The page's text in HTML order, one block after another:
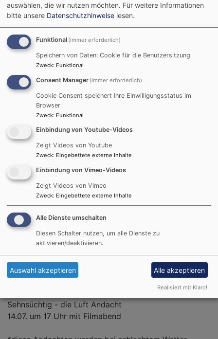
elementar?
Was ist das, was dich erfrischt wie Wasser und dir
neue Kraft gibt? Was erdet dich und wie kannst du
wachsen? Was begeistert dich und lässt dich Feuer
und Flamme werden? Wonach sehnst du dich und was
ist dein Himmel?
All diesen Fragen wollen wir nachgehen und jedem
Element einen Abend widmen. Zu jeder Andacht gibt
Gemeinschaft. Kommt gerne zu den verschiedenen
Andachten und entdeckt selbst, was für euch
elementar ist.
Wir freuen uns auf alle Neugierigen
EJ Schleißheim
Erfrischend - die Wasser Andacht
23.06. um 17 Uhr mit Wasserschlacht*
Geschaffen - die Erd Andacht
30.06. um 17 Uhr mit Pflanzaktion
Begeistert - die Feuer Andacht
Sehnsüchtig - die Luft Andacht
14.07. um 17 Uhr mit Filmabend
auswählen, die wir nutzen möchten. Für weitere Informationen
bitte unsere Datenschutzhinweise lesen.
Funktional (immer erforderlich)
Speichern von Daten: Cookie für die Benutzersitzung
Zweck: Funktional
Consent Manager (immer erforderlich)
Cookie Consent speichert Ihre Einwilligungsstatus im
Browser
Zweck: Funktional
Einbindung von Youtube-Videos
Zeigt Videos von Youtube
Zweck: Eingebettete externe Inhalte
Einbindung von Vimeo-Videos
Zeigt Videos von Vimeo
Zweck: Eingebettete externe Inhalte
Alle Dienste umschalten
Diesen Schalter nutzen, um alle Dienste zu
aktivieren/deaktivieren.
Auswahl akzeptieren Alle akzeptieren
Realisiert mit Klaro!